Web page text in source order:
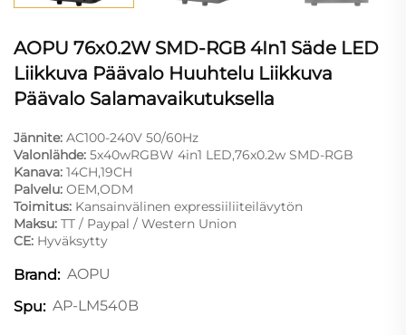
AOPU 76x0.2W SMD-RGB 4In1 Säde LED
Liikkuva Päävalo Huuhtelu Liikkuva
Päävalo Salamavaikutuksella
Jännite: AC100-240V 50/60Hz
Valonlähde: 5x40wRGBW 4in1 LED,76x0.2w SMD-RGB
Kanava: 14CH,19CH
Palvelu: OEM,ODM
Toimitus: Kansainvälinen expressiiliiteilävytön
Maksu: TT / Paypal / Western Union
CE: Hyväksytty
Brand: AOPU
Spu: AP-LM540B